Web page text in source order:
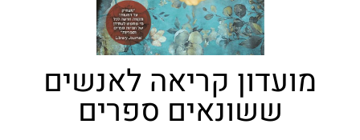
מועדון קריאה לאנשים
ששונאים ספרים